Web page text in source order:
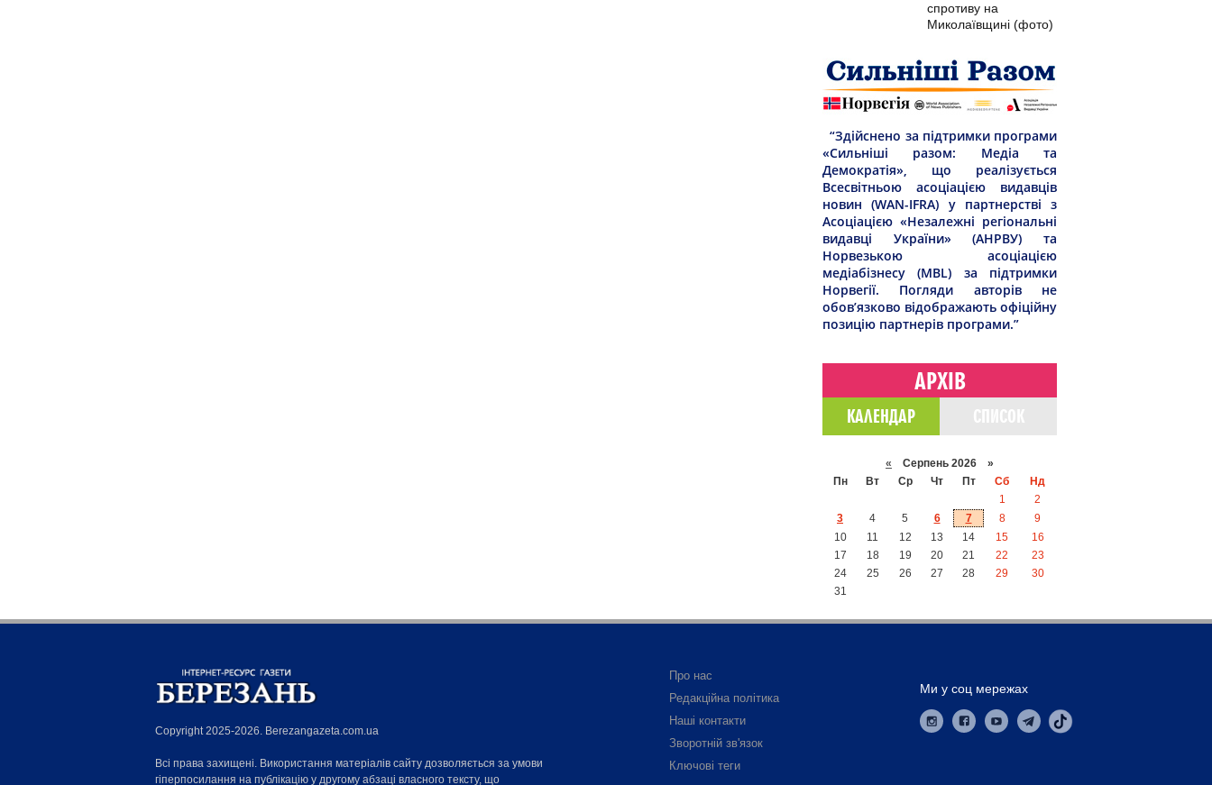
спротиву на
Миколаївщині (фото)
“Здійснено за підтримки програми
«Сильніші разом: Медіа та
Демократія», що реалізується
Всесвітньою асоціацією видавців
новин (WAN-IFRA) у партнерстві з
Асоціацією «Незалежні регіональні
видавці України» (АНРВУ) та
Норвезькою асоціацією
медіабізнесу (MBL) за підтримки
Норвегії. Погляди авторів не
обов’язково відображають офіційну
позицію партнерів програми.”
АРХІВ
КАЛЕНДАР
« Серпень 2026 »
Пн
Вт Ср Чт Пт Сб
Нд
1
2
3
4 5 6 7 8
9
10
11 12 13 14 15
16
17
18 19 20 21 22
23
24
25 26 27 28 29
30
31
Copyright 2025-2026. Berezangazeta.com.ua
Всі права захищені. Використання матеріалів сайту дозволяється за умови
гіперпосилання на публікацію у другому абзаці власного тексту, що
Про нас
Редакційна політика
Наші контакти
Зворотній зв'язок
Ключові теги
Ми у соц мережах